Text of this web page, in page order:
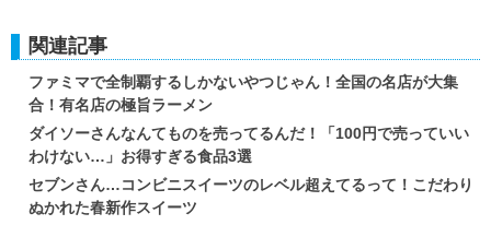
関連記事
ファミマで全制覇するしかないやつじゃん！全国の名店が大集
合！有名店の極旨ラーメン
ダイソーさんなんてものを売ってるんだ！「100円で売っていい
わけない…」お得すぎる食品3選
セブンさん…コンビニスイーツのレベル超えてるって！こだわり
ぬかれた春新作スイーツ